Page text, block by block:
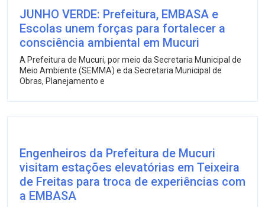
JUNHO VERDE: Prefeitura, EMBASA e
Escolas unem forças para fortalecer a
consciência ambiental em Mucuri
A Prefeitura de Mucuri, por meio da Secretaria Municipal de
Meio Ambiente (SEMMA) e da Secretaria Municipal de
Obras, Planejamento e
Engenheiros da Prefeitura de Mucuri
visitam estações elevatórias em Teixeira
de Freitas para troca de experiências com
a EMBASA